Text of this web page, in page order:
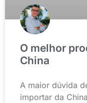
O melhor
China
A maior dúvida
importar da